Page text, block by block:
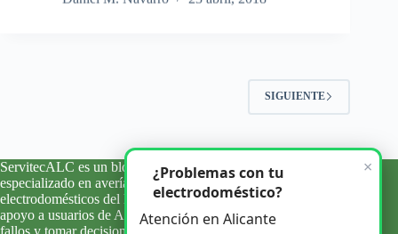
SIGUIENTE
ServitecALC es un blog informativo y de orientación técnica
especializado en averías, errores y problemas habituales de
electrodomésticos del hogar. Ofrecemos información clara y
apoyo a usuarios de Alicante y su provincia para entender
fallos y tomar decisiones con criterio.
×
¿Problemas con tu
electrodoméstico?
Atención en Alicante